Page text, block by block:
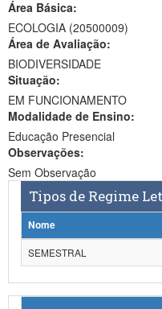
Ministério da Ciência, Tecnologia,
Ministério do Meio Ambiente
Ministério do Turismo
Ministério do Desenvolvimento
Controladoria-Geral da União
Ministério da Mulher, da Família e
Área Básica:
ECOLOGIA (20500009)
Área de Avaliação:
BIODIVERSIDADE
Situação:
EM FUNCIONAMENTO
Modalidade de Ensino:
Educação Presencial
Observações:
Sem Observação
Tipos de Regime
Nome
SEMESTRAL